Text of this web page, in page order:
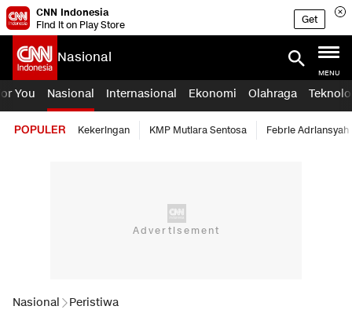
CNN Indonesia
Find it on Play Store
Get
Nasional
MENU
You Nasional Internasional Ekonomi Olahraga
POPULER Kekeringan KMP Mutiara Sentosa Febrie Adriansyah
Nasional Peristiwa